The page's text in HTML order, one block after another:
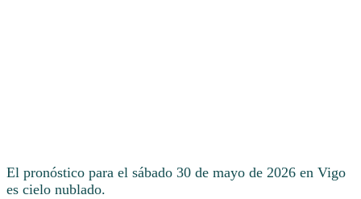
El pronóstico para el sábado 30 de mayo de 2026 en Vigo
es cielo nublado.